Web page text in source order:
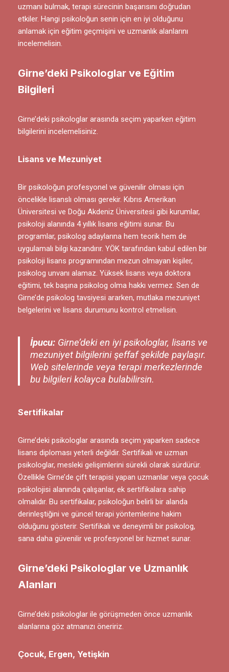
uzmanı bulmak, terapi sürecinin başarısını doğrudan
etkiler. Hangi psikoloğun senin için en iyi olduğunu
anlamak için eğitim geçmişini ve uzmanlık alanlarını
incelemelisin.
Girne’deki Psikologlar ve Eğitim
Bilgileri
Girne’deki psikologlar arasında seçim yaparken eğitim
bilgilerini incelemelisiniz.
Lisans ve Mezuniyet
Bir psikoloğun profesyonel ve güvenilir olması için
öncelikle lisanslı olması gerekir. Kıbrıs Amerikan
Üniversitesi ve Doğu Akdeniz Üniversitesi gibi kurumlar,
psikoloji alanında 4 yıllık lisans eğitimi sunar. Bu
programlar, psikolog adaylarına hem teorik hem de
uygulamalı bilgi kazandırır. YÖK tarafından kabul edilen bir
psikoloji lisans programından mezun olmayan kişiler,
psikolog unvanı alamaz. Yüksek lisans veya doktora
eğitimi, tek başına psikolog olma hakkı vermez. Sen de
Girne’de psikolog tavsiyesi ararken, mutlaka mezuniyet
belgelerini ve lisans durumunu kontrol etmelisin.
İpucu: Girne’deki en iyi psikologlar, lisans ve
mezuniyet bilgilerini şeffaf şekilde paylaşır.
Web sitelerinde veya terapi merkezlerinde
bu bilgileri kolayca bulabilirsin.
Sertifikalar
Girne’deki psikologlar arasında seçim yaparken sadece
lisans diploması yeterli değildir. Sertifikalı ve uzman
psikologlar, mesleki gelişimlerini sürekli olarak sürdürür.
Özellikle Girne’de çift terapisi yapan uzmanlar veya çocuk
psikolojisi alanında çalışanlar, ek sertifikalara sahip
olmalıdır. Bu sertifikalar, psikoloğun belirli bir alanda
derinleştiğini ve güncel terapi yöntemlerine hakim
olduğunu gösterir. Sertifikalı ve deneyimli bir psikolog,
sana daha güvenilir ve profesyonel bir hizmet sunar.
Girne’deki Psikologlar ve Uzmanlık
Alanları
Girne’deki psikologlar ile görüşmeden önce uzmanlık
alanlarına göz atmanızı öneririz.
Çocuk, Ergen, Yetişkin